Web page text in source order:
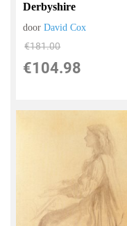
Derbyshire
doorDavid Cox
€181.00
€104.98